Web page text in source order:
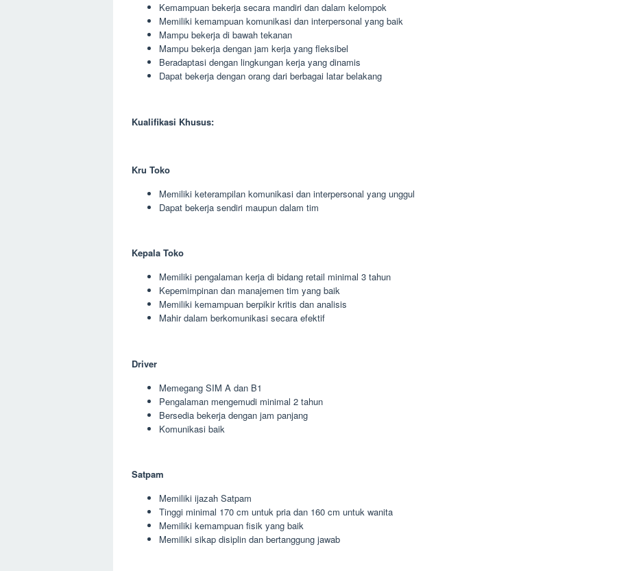
Kemampuan bekerja secara mandiri dan dalam kelompok
Memiliki kemampuan komunikasi dan interpersonal yang baik
Mampu bekerja di bawah tekanan
Mampu bekerja dengan jam kerja yang fleksibel
Beradaptasi dengan lingkungan kerja yang dinamis
Dapat bekerja dengan orang dari berbagai latar belakang
Kualifikasi Khusus:
Kru Toko
Memiliki keterampilan komunikasi dan interpersonal yang unggul
Dapat bekerja sendiri maupun dalam tim
Kepala Toko
Memiliki pengalaman kerja di bidang retail minimal 3 tahun
Kepemimpinan dan manajemen tim yang baik
Memiliki kemampuan berpikir kritis dan analisis
Mahir dalam berkomunikasi secara efektif
Driver
Memegang SIM A dan B1
Pengalaman mengemudi minimal 2 tahun
Bersedia bekerja dengan jam panjang
Komunikasi baik
Satpam
Memiliki ijazah Satpam
Tinggi minimal 170 cm untuk pria dan 160 cm untuk wanita
Memiliki kemampuan fisik yang baik
Memiliki sikap disiplin dan bertanggung jawab